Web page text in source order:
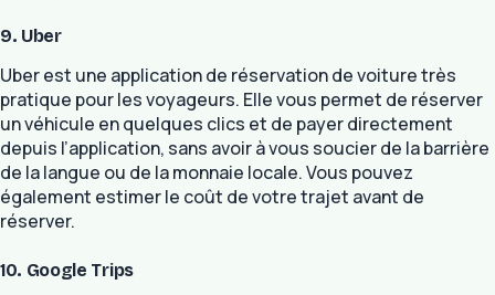
9. Uber
Uber est une application de réservation de voiture très
pratique pour les voyageurs. Elle vous permet de réserver
un véhicule en quelques clics et de payer directement
depuis l’application, sans avoir à vous soucier de la barrière
de la langue ou de la monnaie locale. Vous pouvez
également estimer le coût de votre trajet avant de
réserver.
10. Google Trips